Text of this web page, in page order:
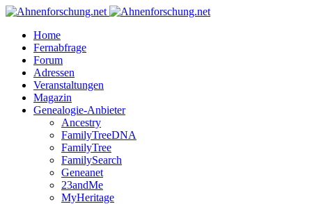
Home
Fernabfrage
Forum
Adressen
Veranstaltungen
Magazin
Genealogie-Anbieter
Ancestry
FamilyTreeDNA
FamilyTree
FamilySearch
Geneanet
23andMe
MyHeritage